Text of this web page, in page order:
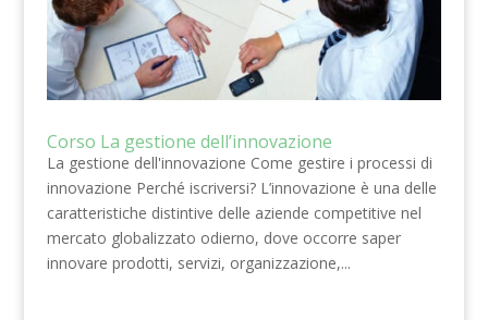
Corso La gestione dell’innovazione
La gestione dell'innovazione Come gestire i processi di
innovazione Perché iscriversi? L’innovazione è una delle
caratteristiche distintive delle aziende competitive nel
mercato globalizzato odierno, dove occorre saper
innovare prodotti, servizi, organizzazione,...